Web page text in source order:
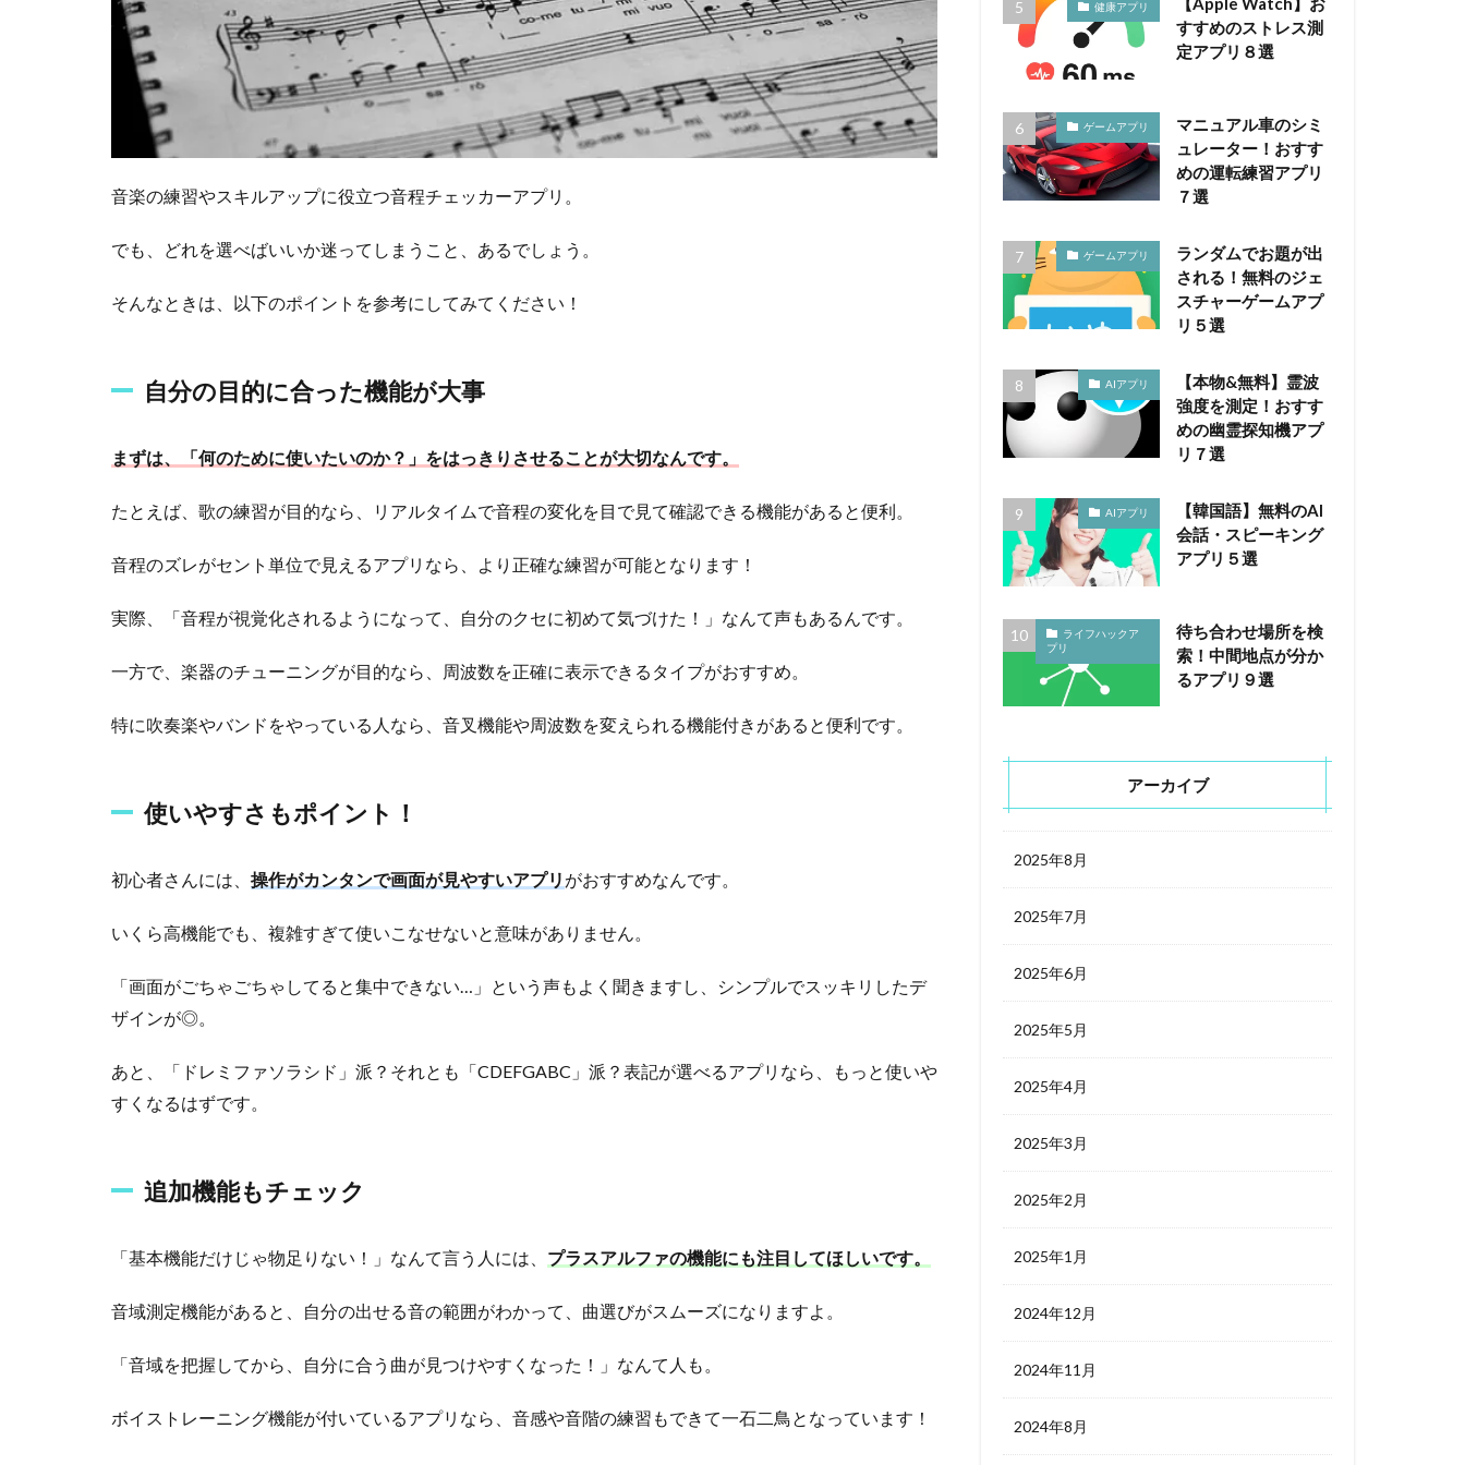
合
っ
機
能
大
使
や
ポ
ト
能
チ
ッ
【
】
す
め
の
音
チ
ッ
ア
プ
５
2.1
１
程
音楽の練習やスキルアップに役立つ音程チェッカーアプリ。
でも、どれを選べばいいか迷ってしまうこと、あるでしょう。
そんなときは、以下のポイントを参考にしてみてください！
自分の目的に合った機能が大事
まずは、「何のために使いたいのか？」をはっきりさせることが大切なんです。
たとえば、歌の練習が目的なら、リアルタイムで音程の変化を目で見て確認できる機能があると便利。
音程のズレがセント単位で見えるアプリなら、より正確な練習が可能となります！
実際、「音程が視覚化されるようになって、自分のクセに初めて気づけた！」なんて声もあるんです。
一方で、楽器のチューニングが目的なら、周波数を正確に表示できるタイプがおすすめ。
特に吹奏楽やバンドをやっている人なら、音叉機能や周波数を変えられる機能付きがあると便利です。
使いやすさもポイント！
初心者さんには、 操作がカンタンで画面が見やすいアプリ がおすすめなんです。
いくら高機能でも、複雑すぎて使いこなせないと意味がありません。
「画面がごちゃごちゃしてると集中できない…」という声もよく聞きますし、シンプルでスッキリしたデ
ザインが◎。
あと、「ドレミファソラシド」派？それとも「CDEFGABC」派？表記が選べるアプリなら、もっと使いや
すくなるはずです。
追加機能もチェック
「基本機能だけじゃ物足りない！」なんて言う人には、 プラスアルファの機能にも注目してほしいです。
音域測定機能があると、自分の出せる音の範囲がわかって、曲選びがスムーズになりますよ。
「音域を把握してから、自分に合う曲が見つけやすくなった！」なんて人も。
ボイストレーニング機能が付いているアプリなら、音感や音階の練習もできて一石二鳥となっています！
健康アプリ
すすめのストレス測
定アプリ８選
ゲームアプリ
マニュアル車のシミ
ュレーター！おすす
めの運転練習アプリ
７選
ゲームアプリ
ランダムでお題が出
される！無料のジェ
スチャーゲームアプ
リ５選
AIアプリ
【本物&無料】霊波
強度を測定！おすす
めの幽霊探知機アプ
リ７選
AIアプリ
【韓国語】無料のAI
会話・スピーキング
アプリ５選
ライフハックア
プリ
待ち合わせ場所を検
索！中間地点が分か
るアプリ９選
アーカイブ
2025年8月
2025年7月
2025年6月
2025年5月
2025年4月
2025年3月
2025年2月
2025年1月
2024年12月
2024年11月
2024年8月